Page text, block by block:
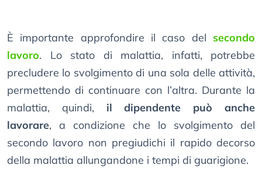
È importante approfondire il caso del secondo
lavoro. Lo stato di malattia, infatti, potrebbe
precludere lo svolgimento di una sola delle attività,
permettendo di continuare con l’altra. Durante la
malattia, quindi, il dipendente può anche
lavorare, a condizione che lo svolgimento del
secondo lavoro non pregiudichi il rapido decorso
della malattia allungandone i tempi di guarigione.